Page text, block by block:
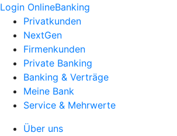
Login OnlineBanking
Privatkunden
NextGen
Firmenkunden
Private Banking
Banking & Verträge
Meine Bank
Service & Mehrwerte
Über uns